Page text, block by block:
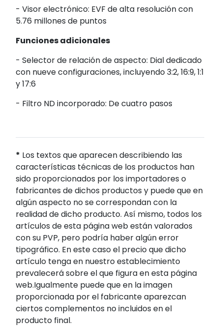
- Visor electrónico: EVF de alta resolución con
5.76 millones de puntos
Funciones adicionales
- Selector de relación de aspecto: Dial dedicado
con nueve configuraciones, incluyendo 3:2, 16:9, 1:1
y 17:6
- Filtro ND incorporado: De cuatro pasos
* Los textos que aparecen describiendo las
características técnicas de los productos han
sido proporcionados por los importadores o
fabricantes de dichos productos y puede que en
algún aspecto no se correspondan con la
realidad de dicho producto. Así mismo, todos los
artículos de esta página web están valorados
con su PVP, pero podría haber algún error
tipográfico. En este caso el precio que dicho
artículo tenga en nuestro establecimiento
prevalecerá sobre el que figura en esta página
web.Igualmente puede que en la imagen
proporcionada por el fabricante aparezcan
ciertos complementos no incluidos en el
producto final.